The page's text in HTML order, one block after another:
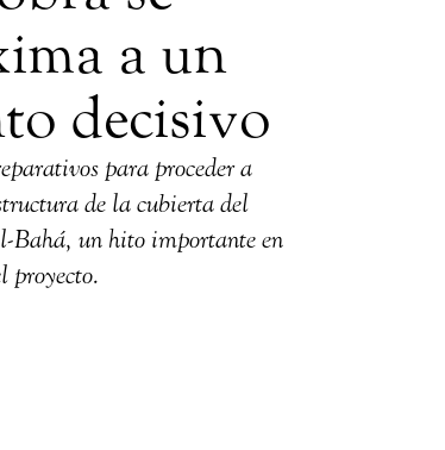
a un
decisivo
para proceder a
de la cubierta del
Bahá, un hito importante en
proyecto.